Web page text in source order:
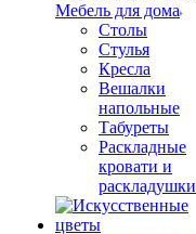
Мебель для дома
Столы
Стулья
Кресла
Вешалки
напольные
Табуреты
Раскладные
кровати и
раскладушки